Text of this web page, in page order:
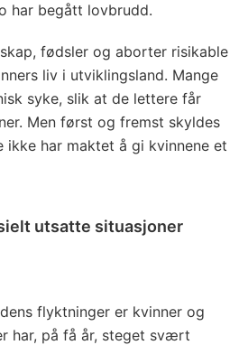
har begått lovbrudd.
fødsler og aborter risikable
liv i utviklingsland. Mange
syke, slik at de lettere får
Men først og fremst skyldes
ikke har maktet å gi kvinnene et
utsatte situasjoner
flyktninger er kvinner og
har, på få år, steget svært